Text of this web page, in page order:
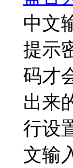
中文
提示
码才
出来
行设
文输